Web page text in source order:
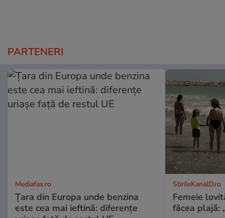
PARTENERI
Mediafax.ro
Țara din Europa unde benzina
este cea mai ieftină: diferențe
StirileKanalD.ro
Femeie
făcea plajă: